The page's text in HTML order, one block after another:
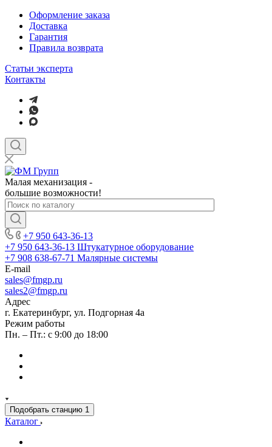
Оформление заказа
Доставка
Гарантия
Правила возврата
Статьи эксперта
Контакты
Малая механизация -
большие возможности!
+7 950 643-36-13
+7 950 643-36-13 Штукатурное оборудование
+7 908 638-67-71 Малярные системы
E-mail
sales@fmgp.ru
sales2@fmgp.ru
Адрес
г. Екатеринбург, ул. Подгорная 4а
Режим работы
Пн. – Пт.: с 9:00 до 18:00
Подобрать станцию 1
Каталог